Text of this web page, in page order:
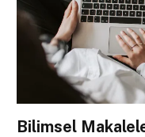
Bilimsel